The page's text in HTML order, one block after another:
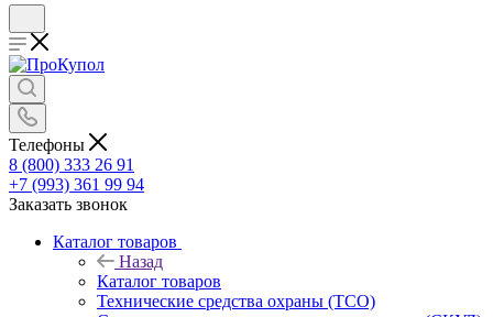
Телефоны
8 (800) 333 26 91
+7 (993) 361 99 94
Заказать звонок
Каталог товаров
Назад
Каталог товаров
Технические средства охраны (ТСО)